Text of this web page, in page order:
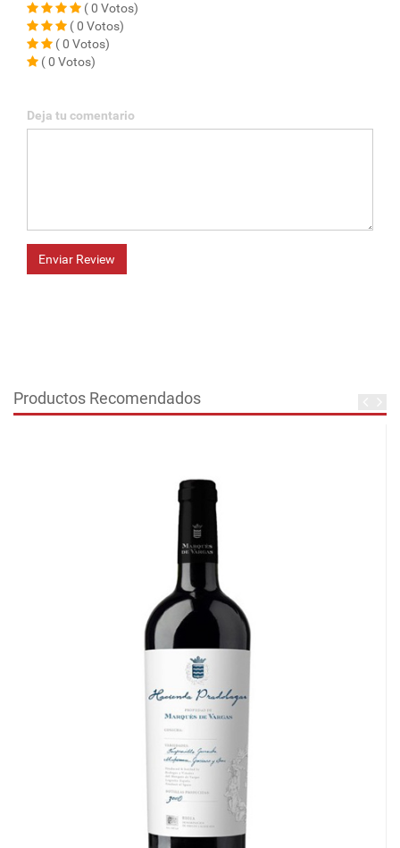
( 0 Votos)
( 0 Votos)
( 0 Votos)
( 0 Votos)
Deja tu comentario
Enviar Review
Productos Recomendados